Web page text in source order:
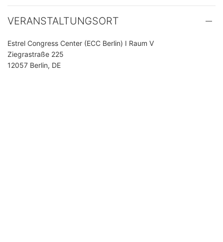
VERANSTALTUNGSORT
Estrel Congress Center (ECC Berlin) I Raum V
Ziegrastraße 225
12057 Berlin, DE